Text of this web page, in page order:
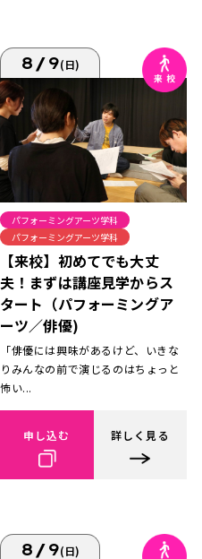
8/9(日)
パフォーミングアーツ学科
パフォーミングアーツ学科
【来校】初めてでも大丈
夫！まずは講座見学からス
タート（パフォーミングア
ーツ／俳優)
「俳優には興味があるけど、いきな
りみんなの前で演じるのはちょっと
怖い...
申し込む 詳しく見る
8/9(日)